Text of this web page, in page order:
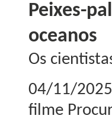
Peixes-
oceanos
Os
04/11/2025
filme